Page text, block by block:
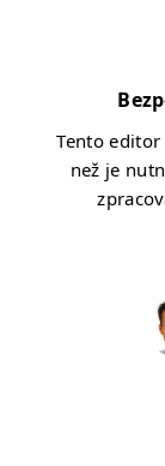
Tento editor
než je